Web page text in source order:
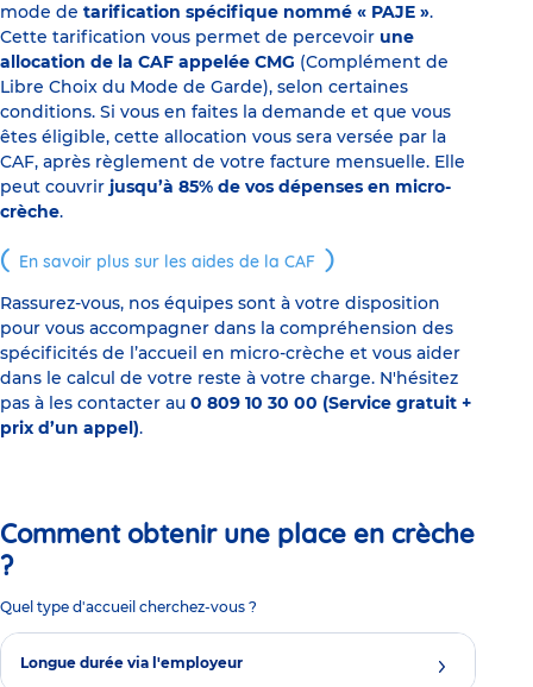
mode de tarification spécifique nommé « PAJE ».
Cette tarification vous permet de percevoir une
allocation de la CAF appelée CMG (Complément de
Libre Choix du Mode de Garde), selon certaines
conditions. Si vous en faites la demande et que vous
êtes éligible, cette allocation vous sera versée par la
CAF, après règlement de votre facture mensuelle. Elle
peut couvrir jusqu’à 85% de vos dépenses en micro-
crèche.
En savoir plus sur les aides de la CAF
Rassurez-vous, nos équipes sont à votre disposition
pour vous accompagner dans la compréhension des
spécificités de l’accueil en micro-crèche et vous aider
dans le calcul de votre reste à votre charge. N'hésitez
pas à les contacter au 0 809 10 30 00 (Service gratuit +
prix d’un appel).
Comment obtenir une place en crèche
?
Quel type d'accueil cherchez-vous ?
Longue durée via l'employeur